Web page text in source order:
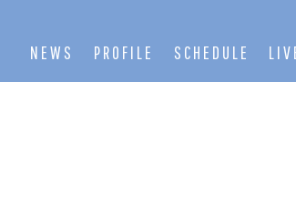
NEWS PROFILE SCHEDULE